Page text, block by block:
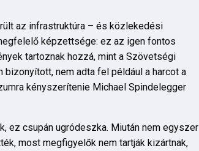
az infrastruktúra – és közlekedési
képzettsége: ez az igen fontos
tartoznak hozzá, mint a Szövetségi
nem adta fel például a harcot a
kényszerítenie Michael Spindelegger
ez csupán ugródeszka. Miután nem egyszer
most megfigyelők nem tartják kizártnak,